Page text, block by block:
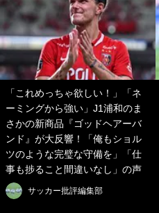
「これめっちゃ欲しい！」「ネ
ーミングから強い」J1浦和のま
さかの新商品『ゴッドヘアーバ
ンド』が大反響！「俺もショル
ツのような完璧な守備を」「仕
事も捗ること間違いなし」の声
サッカー批評編集部